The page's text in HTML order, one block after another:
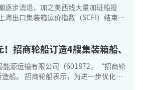
逐步消退，加之美西线大量加班船投
海出口集装箱运价指数（SCFI）结束此
招商轮船订造4艘集装箱船、1
能源运输有限公司（601872，“招商轮
船。 招商轮船表示，为进一步优化公